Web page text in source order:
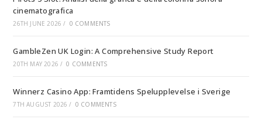
cinematografica
26TH JUNE 2026 / 0 COMMENTS
GambleZen UK Login: A Comprehensive Study Report
20TH MAY 2026 / 0 COMMENTS
Winnerz Casino App: Framtidens Spelupplevelse i Sverige
7TH AUGUST 2026 / 0 COMMENTS